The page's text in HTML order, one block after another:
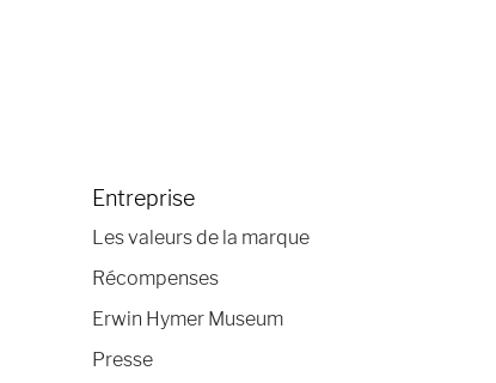
Entreprise
Les valeurs de la marque
Récompenses
Erwin Hymer Museum
Presse